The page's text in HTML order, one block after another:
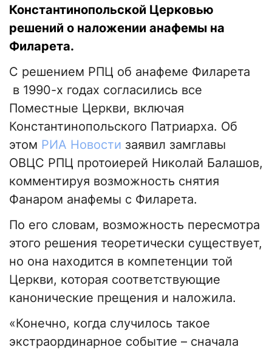
Константинопольской Церковью
решений о наложении анафемы на
Филарета.
С решением РПЦ об анафеме Филарета
в 1990-х годах согласились все
Поместные Церкви, включая
Константинопольского Патриарха. Об
этом РИА Новости заявил замглавы
ОВЦС РПЦ протоиерей Николай Балашов,
комментируя возможность снятия
Фанаром анафемы с Филарета.
По его словам, возможность пересмотра
этого решения теоретически существует,
но она находится в компетенции той
Церкви, которая соответствующие
канонические прещения и наложила.
«Конечно, когда случилось такое
экстраординарное событие – сначала